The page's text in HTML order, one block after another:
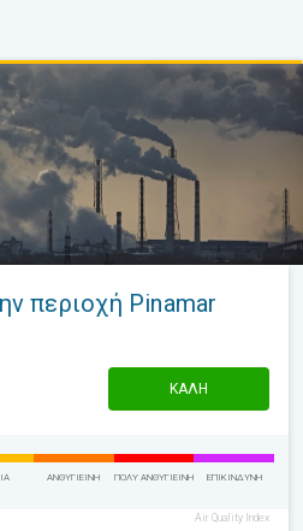
περιοχή Pinamar
ΚΑΛΉ
ΑΝΘΥΓΙΕΙΝΉ ΠΟΛΎ ΑΝΘΥΓΙΕΙΝΉ ΕΠΙΚΊΝΔΥΝΗ
Air Quality Index